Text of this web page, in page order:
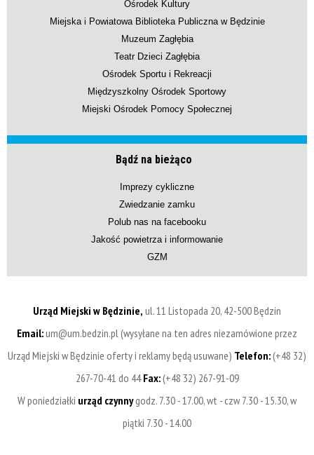
Ośrodek Kultury
Miejska i Powiatowa Biblioteka Publiczna w Będzinie
Muzeum Zagłębia
Teatr Dzieci Zagłębia
Ośrodek Sportu i Rekreacji
Międzyszkolny Ośrodek Sportowy
Miejski Ośrodek Pomocy Społecznej
Bądź na bieżąco
Imprezy cykliczne
Zwiedzanie zamku
Polub nas na facebooku
Jakość powietrza i informowanie
GZM
Urząd Miejski w Będzinie, ul. 11 Listopada 20, 42-500 Będzin
Email:um@um.bedzin.pl (wysyłane na ten adres niezamówione przez
Urząd Miejski w Będzinie oferty i reklamy będą usuwane) Telefon:(+48 32)
267-70-41 do 44Fax:(+48 32) 267-91-09
W poniedziałki urząd czynnygodz. 7.30 - 17.00, wt - czw 7.30 - 15.30, w
piątki 7.30 - 14.00